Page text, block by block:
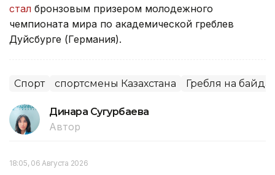
стал бронзовым призером молодежного
чемпионата мира по академической греблев
Дуйсбурге (Германия).
Спорт спортсмены Казахстана Гребля на
Динара Сугурбаева
Автор
18:05, 06 Августа 2026